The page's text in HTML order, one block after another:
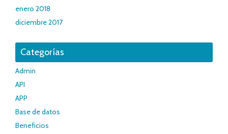
enero 2018
diciembre 2017
Categorías
Admin
API
APP
Base de datos
Beneficios